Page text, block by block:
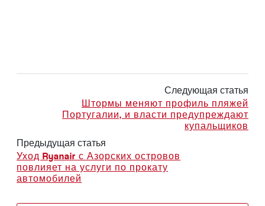
Следующая статья
Штормы меняют профиль пляжей
Португалии, и власти предупреждают
купальщиков
Предыдущая статья
Уход Ryanair с Азорских островов
повлияет на услуги по прокату
автомобилей